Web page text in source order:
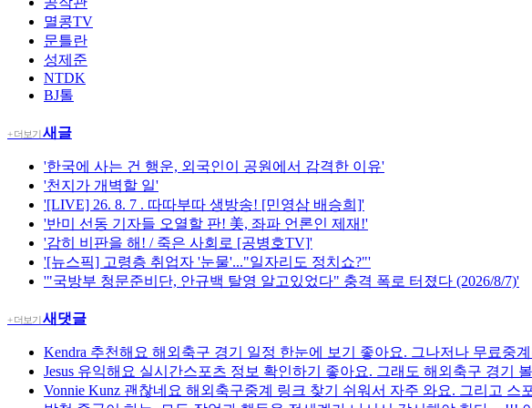
멸콩TV
문틀란
성제준
NTDK
BJ톨
+ 더보기새글
'한국에 사는 건 행운, 외국인이 공원에서 감격한 이유'
'천지가 개벽할 일'
'[LIVE] 26. 8. 7 . 따따부따 생방송! [민영삼 배승희]'
'반미 선동 기자들 오열할 판! 美, 좌파 언론인 제재!'
'감히 비판을 해! / 죽은 사회로 [공병호TV]'
'[뉴스픽] 고령층 취업자 '눈물'..."일자리도 정치쇼?"'
'"국방부 청문준비단, 안규백 탈영 알고있었다" 충격 폭로 터졌다 (2026/8/7)'
+ 더보기새댓글
Kendra 추천해요 해외축구 경기 일정 한눈에 보기 좋아요. 그나저나 무료중
Jesus 유익해요 실시간스포츠 정보 확인하기 좋아요. 그래도 해외축구 경기
Vonnie Kunz 괜찮네요 해외축구중계 링크 찾기 쉬워서 자주 와요. 그리고